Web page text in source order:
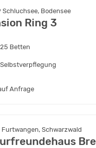
Schluchsee, Bodensee
Ring 3
25 Betten
Selbstverpflegung
Anfrage
Furtwangen, Schwarzwald